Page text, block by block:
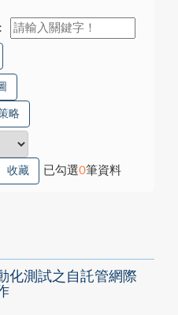
略
收藏 已勾選0筆資料
化測試之自託管網際